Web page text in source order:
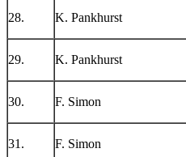
28. K. Pankhurst
29. K. Pankhurst
30. F. Simon
31. F. Simon